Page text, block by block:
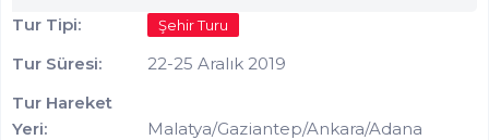
Tur Tipi: Şehir Turu
Tur Süresi:
22-25 Aralık 2019
Tur Hareket
Yeri:
Malatya/Gaziantep/Ankara/Adana